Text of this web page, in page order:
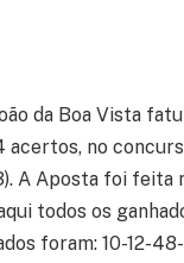
da Boa Vista
acertos, no
A Aposta foi feita
todos os
foram: 10-12-